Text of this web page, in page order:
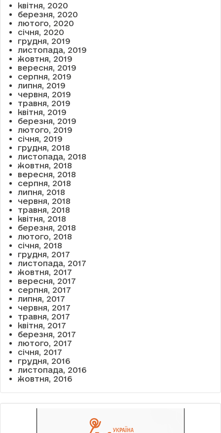
квітня, 2020
березня, 2020
лютого, 2020
січня, 2020
грудня, 2019
листопада, 2019
жовтня, 2019
вересня, 2019
серпня, 2019
липня, 2019
червня, 2019
травня, 2019
квітня, 2019
березня, 2019
лютого, 2019
січня, 2019
грудня, 2018
листопада, 2018
жовтня, 2018
вересня, 2018
серпня, 2018
липня, 2018
червня, 2018
травня, 2018
квітня, 2018
березня, 2018
лютого, 2018
січня, 2018
грудня, 2017
листопада, 2017
жовтня, 2017
вересня, 2017
серпня, 2017
липня, 2017
червня, 2017
травня, 2017
квітня, 2017
березня, 2017
лютого, 2017
січня, 2017
грудня, 2016
листопада, 2016
жовтня, 2016